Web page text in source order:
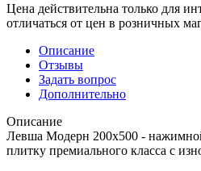
Цена действительна только для
отличаться от цен в розничных
Описание
Отзывы
Задать вопрос
Дополнительно
Описание
Левша Модерн 200х500 -
плитку премиального класса с